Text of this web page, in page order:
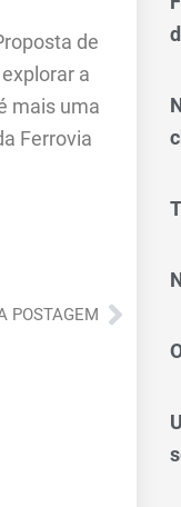
de
a
mais uma
Ferrovia
POSTAGEM